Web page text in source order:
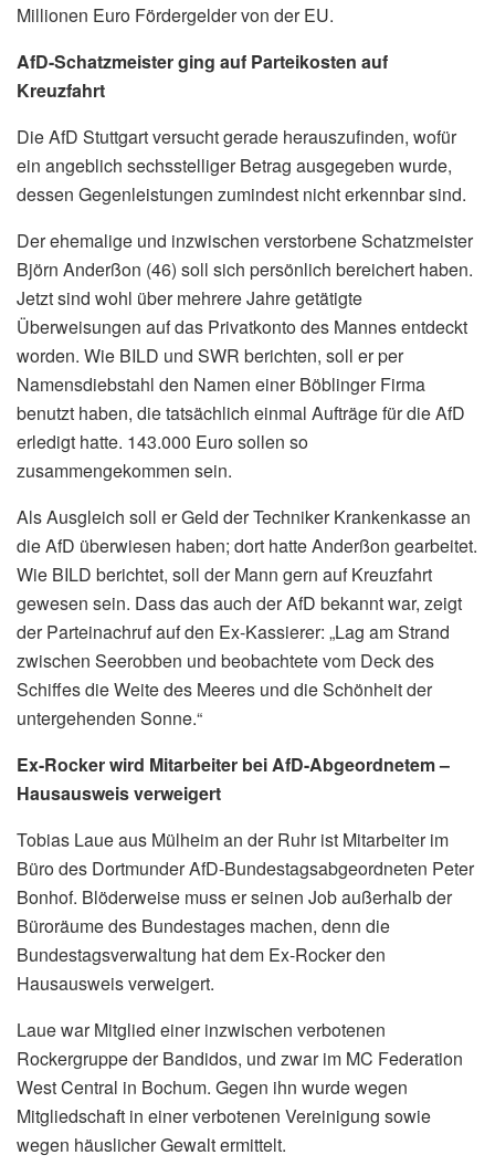
Millionen Euro Fördergelder von der EU.
AfD-Schatzmeister ging auf Parteikosten auf
Kreuzfahrt
Die AfD Stuttgart versucht gerade herauszufinden, wofür
ein angeblich sechsstelliger Betrag ausgegeben wurde,
dessen Gegenleistungen zumindest nicht erkennbar sind.
Der ehemalige und inzwischen verstorbene Schatzmeister
Björn Anderßon (46) soll sich persönlich bereichert haben.
Jetzt sind wohl über mehrere Jahre getätigte
Überweisungen auf das Privatkonto des Mannes entdeckt
worden. Wie BILD und SWR berichten, soll er per
Namensdiebstahl den Namen einer Böblinger Firma
benutzt haben, die tatsächlich einmal Aufträge für die AfD
erledigt hatte. 143.000 Euro sollen so
zusammengekommen sein.
Als Ausgleich soll er Geld der Techniker Krankenkasse an
die AfD überwiesen haben; dort hatte Anderßon gearbeitet.
Wie BILD berichtet, soll der Mann gern auf Kreuzfahrt
gewesen sein. Dass das auch der AfD bekannt war, zeigt
der Parteinachruf auf den Ex-Kassierer: „Lag am Strand
zwischen Seerobben und beobachtete vom Deck des
Schiffes die Weite des Meeres und die Schönheit der
untergehenden Sonne.“
Ex-Rocker wird Mitarbeiter bei AfD-Abgeordnetem –
Hausausweis verweigert
Tobias Laue aus Mülheim an der Ruhr ist Mitarbeiter im
Büro des Dortmunder AfD-Bundestagsabgeordneten Peter
Bonhof. Blöderweise muss er seinen Job außerhalb der
Büroräume des Bundestages machen, denn die
Bundestagsverwaltung hat dem Ex-Rocker den
Hausausweis verweigert.
Laue war Mitglied einer inzwischen verbotenen
Rockergruppe der Bandidos, und zwar im MC Federation
West Central in Bochum. Gegen ihn wurde wegen
Mitgliedschaft in einer verbotenen Vereinigung sowie
wegen häuslicher Gewalt ermittelt.